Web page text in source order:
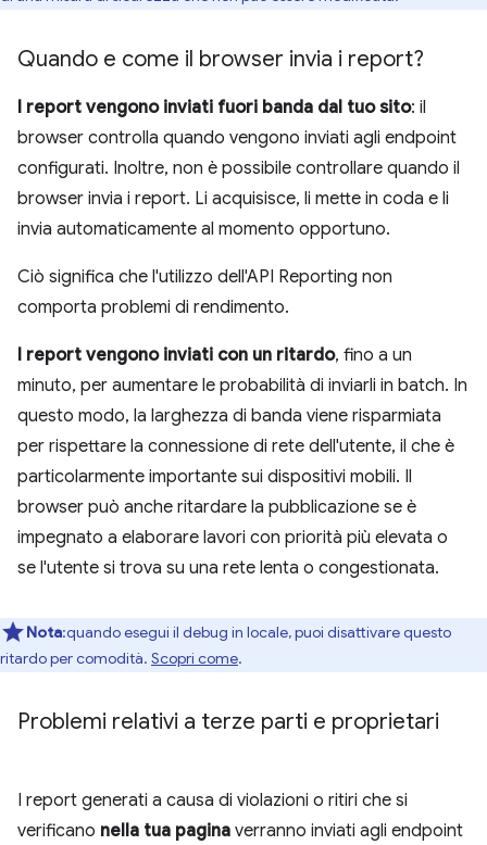
Quando e come il browser invia i report?
I report vengono inviati fuori banda dal tuo sito: il
browser controlla quando vengono inviati agli endpoint
configurati. Inoltre, non è possibile controllare quando il
browser invia i report. Li acquisisce, li mette in coda e li
invia automaticamente al momento opportuno.
Ciò significa che l'utilizzo dell'API Reporting non
comporta problemi di rendimento.
I report vengono inviati con un ritardo, fino a un
minuto, per aumentare le probabilità di inviarli in batch. In
questo modo, la larghezza di banda viene risparmiata
per rispettare la connessione di rete dell'utente, il che è
particolarmente importante sui dispositivi mobili. Il
browser può anche ritardare la pubblicazione se è
impegnato a elaborare lavori con priorità più elevata o
se l'utente si trova su una rete lenta o congestionata.
Nota:quando esegui il debug in locale, puoi disattivare questo
ritardo per comodità. Scopri come.
Problemi relativi a terze parti e proprietari
I report generati a causa di violazioni o ritiri che si
verificano nella tua pagina verranno inviati agli endpoint